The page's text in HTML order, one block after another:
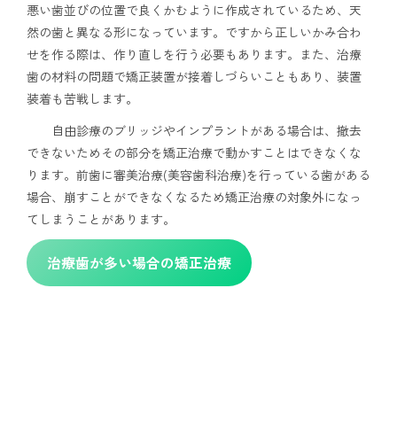
悪い歯並びの位置で良くかむように作成されているため、天
然の歯と異なる形になっています。ですから正しいかみ合わ
せを作る際は、作り直しを行う必要もあります。また、治療
歯の材料の問題で矯正装置が接着しづらいこともあり、装置
装着も苦戦します。
自由診療のブリッジやインプラントがある場合は、撤去
できないためその部分を矯正治療で動かすことはできなくな
ります。前歯に審美治療(美容歯科治療)を行っている歯がある
場合、崩すことができなくなるため矯正治療の対象外になっ
てしまうことがあります。
治療歯が多い場合の矯正治療